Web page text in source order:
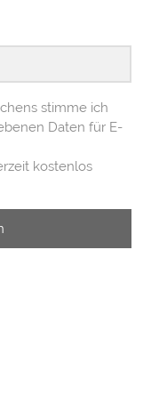
stimme ich
Daten für E-
kostenlos